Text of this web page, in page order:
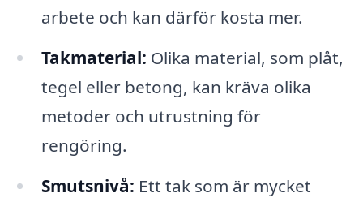
arbete och kan därför kosta mer.
Takmaterial: Olika material, som plåt,
tegel eller betong, kan kräva olika
metoder och utrustning för
rengöring.
Smutsnivå: Ett tak som är mycket